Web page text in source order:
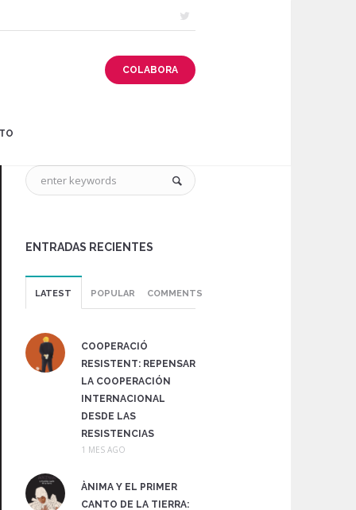
COLABORA
ENTRADAS RECIENTES
LATEST POPULAR COMMENTS
COOPERACIÓ
RESISTENT: REPENSAR
LA COOPERACIÓN
INTERNACIONAL
DESDE LAS
RESISTENCIAS
1 MES AGO
ÀNIMA Y EL PRIMER
CANTO DE LA TIERRA: